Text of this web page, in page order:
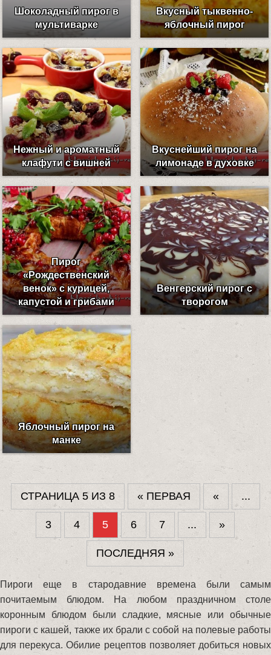
Шоколадный пирог в
мультиварке
Вкусный тыквенно-
яблочный пирог
Нежный и ароматный
клафути с вишней
Вкуснейший пирог на
лимонаде в духовке
Пирог
«Рождественский
венок» с курицей,
капустой и грибами
Венгерский пирог с
творогом
Яблочный пирог на
манке
СТРАНИЦА 5 ИЗ 8 « ПЕРВАЯ « ...
3 4 5 6 7 ... »
ПОСЛЕДНЯЯ »
Пироги еще в стародавние времена были самым
почитаемым блюдом. На любом праздничном столе
коронным блюдом были сладкие, мясные или обычные
пироги с кашей, также их брали с собой на полевые работы
для перекуса. Обилие рецептов позволяет добиться новых